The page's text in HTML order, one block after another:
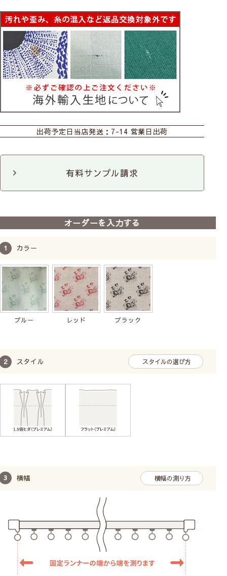
CABBAGES＆ROSES－キャベジズ＆ロ
イギリス発のライフスタイルブランド。ナチュラ
りが特徴で美しく、英国らしい遊び心を加えたス
CABBAGES＆ROSESの商品をすべて見る
クッションカバー カット生地
出荷予定日 当店発送：7-14 営業日出荷
有料サンプル請求
オーダーを入力する
カラー
ブルー レッド ブラック
スタイル スタイルの選び方
横幅 横幅の測り方